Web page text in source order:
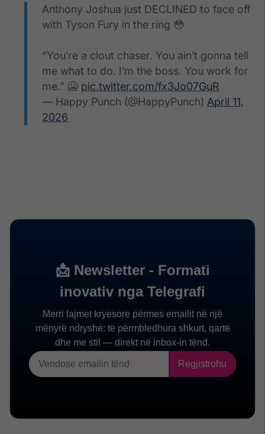
Anthony Joshua just DECLINED to face off
with Tyson Fury in the ring 😳
“You’re a clout chaser. You ain’t gonna tell
me what to do. I’m the boss. You work for
me.” 🥶 pic.twitter.com/fx3Jo07GuR
— Happy Punch (@HappyPunch) April 11,
2026